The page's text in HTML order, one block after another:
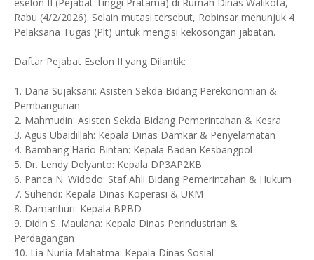
Rabu (4/2/2026). Selain mutasi tersebut, Robinsar menunjuk 4
Pelaksana Tugas (Plt) untuk mengisi kekosongan jabatan.
Daftar Pejabat Eselon II yang Dilantik:
1. Dana Sujaksani: Asisten Sekda Bidang Perekonomian &
Pembangunan
2. Mahmudin: Asisten Sekda Bidang Pemerintahan & Kesra
3. Agus Ubaidillah: Kepala Dinas Damkar & Penyelamatan
4. Bambang Hario Bintan: Kepala Badan Kesbangpol
5. Dr. Lendy Delyanto: Kepala DP3AP2KB
6. Panca N. Widodo: Staf Ahli Bidang Pemerintahan & Hukum
7. Suhendi: Kepala Dinas Koperasi & UKM
8. Damanhuri: Kepala BPBD
9. Didin S. Maulana: Kepala Dinas Perindustrian &
Perdagangan
10. Lia Nurlia Mahatma: Kepala Dinas Sosial